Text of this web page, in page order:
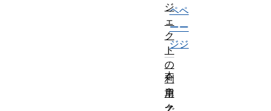
ペ
ー
ジ
ペ
ー
ジ
本
章
ジ
ェ
ク
ト
の
利
用
ク